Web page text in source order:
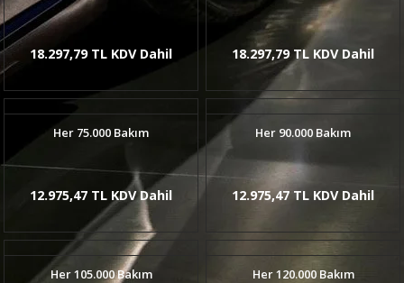
18.297,79 TL KDV Dahil 18.297,79 TL KDV Dahil
Her 75.000 Bakım
12.975,47 TL KDV Dahil
Her 90.000 Bakım
12.975,47 TL KDV Dahil
Her 105.000 Bakım Her 120.000 Bakım